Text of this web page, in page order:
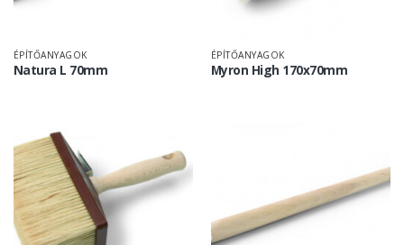
ÉPÍTŐANYAGOK
Natura L 70mm
ÉPÍTŐANYAGOK
Myron High 170x70mm